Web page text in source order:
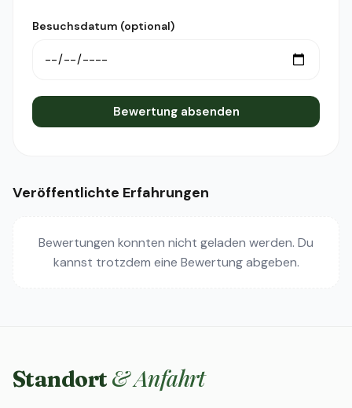
Besuchsdatum (optional)
Bewertung absenden
Veröffentlichte Erfahrungen
Bewertungen konnten nicht geladen werden. Du
kannst trotzdem eine Bewertung abgeben.
Standort & Anfahrt